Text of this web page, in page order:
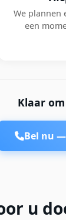
We plannen
een
Klaar
Bel nu —
u